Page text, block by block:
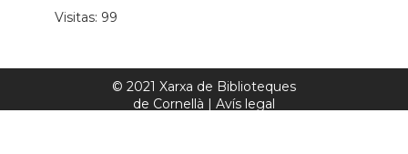
Visitas: 99
© 2021 Xarxa de Biblioteques
de Cornellà | Avís legal